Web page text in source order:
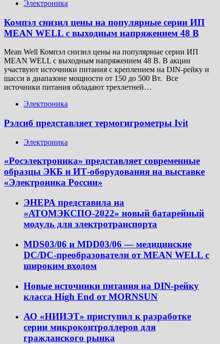
Электроника
Компэл снизил цены на популярные серии ИП
MEAN WELL с выходным напряжением 48 В
Mean Well Компэл снизил цены на популярные серии ИП
MEAN WELL с выходным напряжением 48 В. В акции
участвуют источники питания с креплением на DIN-рейку и
шасси в диапазоне мощности от 150 до 500 Вт. Все
источники питания обладают трехлетней…
Электроника
Рэлсиб представляет термогигрометры Ivit
Электроника
«Росэлектроника» представляет современные
образцы ЭКБ и ИТ-оборудования на выставке
«Электроника России»
ЭНЕРА представила на
«АТОМЭКСПО-2022» новый батарейный
модуль для электротранспорта
MDS03/06 и MDD03/06 — медицинские
DC/DC-преобразователи от MEAN WELL с
широким входом
Новые источники питания на DIN-рейку
класса High End от MORNSUN
АО «НИИЭТ» приступил к разработке
серии микроконтроллеров для
гражданского рынка